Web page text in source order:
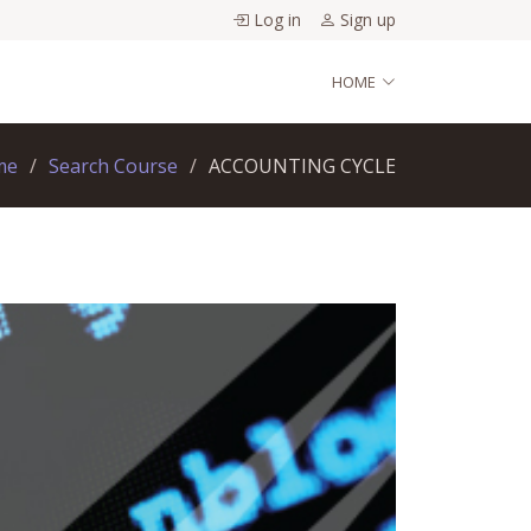
Log in Sign up
HOME
Search Course ACCOUNTING CYCLE